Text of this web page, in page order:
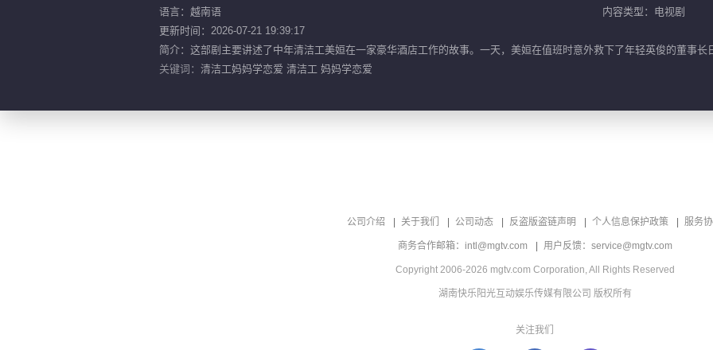
语言：越南语
内容类型：电视剧
更新时间：2026-07-21 19:39:17
简介：这部剧主要讲述了中年清洁工美姮在一家豪华酒店工作的故事。一天，美姮在值班时意外救下了年轻英俊的董事
关键词： 清洁工妈妈学恋爱 清洁工 妈妈学恋爱
公司介绍 关于我们 公司动态 反盗版盗链声明 个人信息保护政策 服务
商务合作邮箱：intl@mgtv.com 用户反馈：service@mgtv.com
Copyright 2006-2026 mgtv.com Corporation, All Rights Reserved
湖南快乐阳光互动娱乐传媒有限公司 版权所有
关注我们